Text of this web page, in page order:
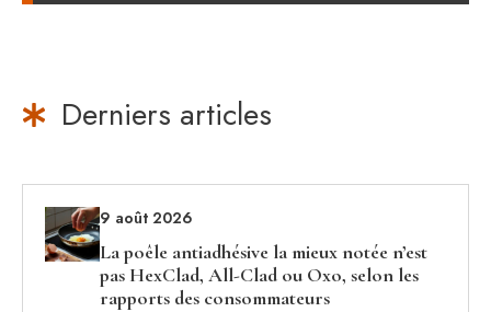
Derniers articles
9 août 2026
La poêle antiadhésive la mieux notée n’est
pas HexClad, All-Clad ou Oxo, selon les
rapports des consommateurs